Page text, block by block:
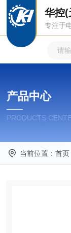
华控(
专注于
产品中心
PRODUCTS
当前位置： 首页